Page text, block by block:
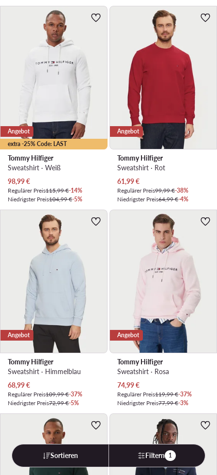
extra -25% Code: LAST
Angebot
Tommy Hilfiger
Sweatshirt · Weiß
Aktueller Preis
98,99€
Regulärer Preis115,99 €-14%
Niedrigster Preis104,99 €-5%
Angebot
Tommy Hilfiger
Sweatshirt · Rot
Aktueller Preis
61,99€
Regulärer Preis99,99 €-38%
Niedrigster Preis64,99 €-4%
Angebot
Tommy Hilfiger
Sweatshirt · Himmelblau
Aktueller Preis
68,99€
Regulärer Preis109,99 €-37%
Niedrigster Preis72,99 €-5%
Angebot
Tommy Hilfiger
Sweatshirt · Rosa
Aktueller Preis
74,99€
Regulärer Preis119,99 €-37%
Niedrigster Preis77,99 €-3%
Sortieren Filtern 1